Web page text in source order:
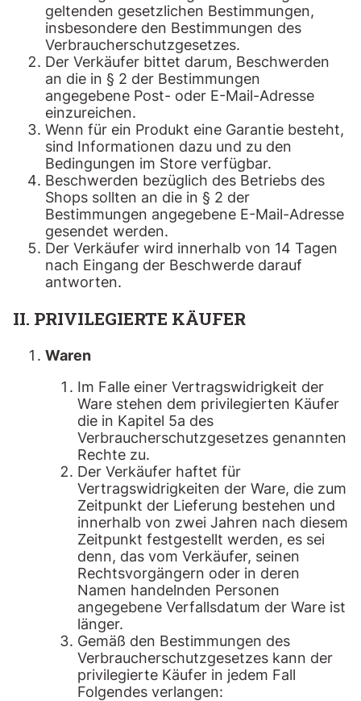
geltenden gesetzlichen Bestimmungen,
insbesondere den Bestimmungen des
Verbraucherschutzgesetzes.
Der Verkäufer bittet darum, Beschwerden
an die in § 2 der Bestimmungen
angegebene Post- oder E-Mail-Adresse
einzureichen.
Wenn für ein Produkt eine Garantie besteht,
sind Informationen dazu und zu den
Bedingungen im Store verfügbar.
Beschwerden bezüglich des Betriebs des
Shops sollten an die in § 2 der
Bestimmungen angegebene E-Mail-Adresse
gesendet werden.
Der Verkäufer wird innerhalb von 14 Tagen
nach Eingang der Beschwerde darauf
antworten.
II. PRIVILEGIERTE KÄUFER
Waren
Im Falle einer Vertragswidrigkeit der
Ware stehen dem privilegierten Käufer
die in Kapitel 5a des
Verbraucherschutzgesetzes genannten
Rechte zu.
Der Verkäufer haftet für
Vertragswidrigkeiten der Ware, die zum
Zeitpunkt der Lieferung bestehen und
innerhalb von zwei Jahren nach diesem
Zeitpunkt festgestellt werden, es sei
denn, das vom Verkäufer, seinen
Rechtsvorgängern oder in deren
Namen handelnden Personen
angegebene Verfallsdatum der Ware ist
länger.
Gemäß den Bestimmungen des
Verbraucherschutzgesetzes kann der
privilegierte Käufer in jedem Fall
Folgendes verlangen: